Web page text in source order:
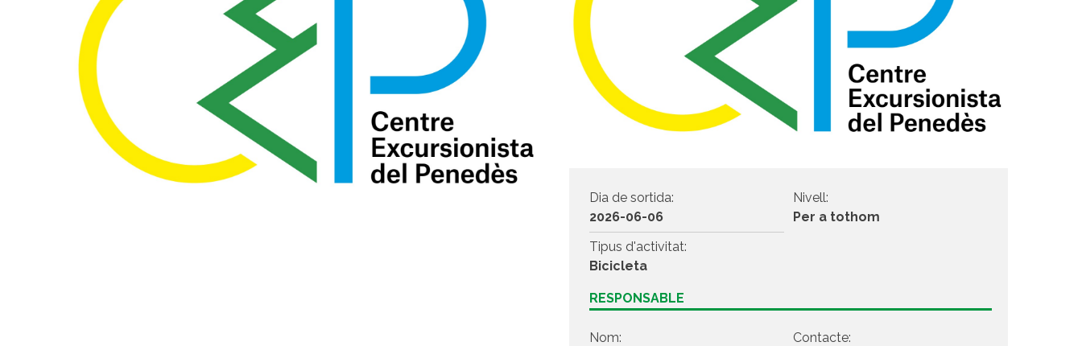
Dia de sortida:
2026-06-06
Nivell:
Per a tothom
Tipus d'activitat:
Bicicleta
RESPONSABLE
Nom:
Contacte: